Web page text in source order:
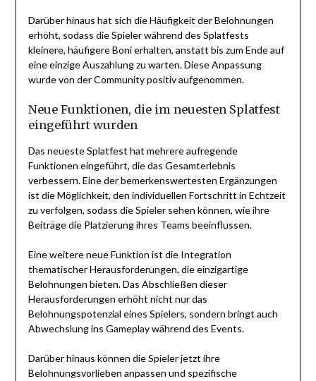
Darüber hinaus hat sich die Häufigkeit der Belohnungen
erhöht, sodass die Spieler während des Splatfests
kleinere, häufigere Boni erhalten, anstatt bis zum Ende auf
eine einzige Auszahlung zu warten. Diese Anpassung
wurde von der Community positiv aufgenommen.
Neue Funktionen, die im neuesten Splatfest
eingeführt wurden
Das neueste Splatfest hat mehrere aufregende
Funktionen eingeführt, die das Gesamterlebnis
verbessern. Eine der bemerkenswertesten Ergänzungen
ist die Möglichkeit, den individuellen Fortschritt in Echtzeit
zu verfolgen, sodass die Spieler sehen können, wie ihre
Beiträge die Platzierung ihres Teams beeinflussen.
Eine weitere neue Funktion ist die Integration
thematischer Herausforderungen, die einzigartige
Belohnungen bieten. Das Abschließen dieser
Herausforderungen erhöht nicht nur das
Belohnungspotenzial eines Spielers, sondern bringt auch
Abwechslung ins Gameplay während des Events.
Darüber hinaus können die Spieler jetzt ihre
Belohnungsvorlieben anpassen und spezifische